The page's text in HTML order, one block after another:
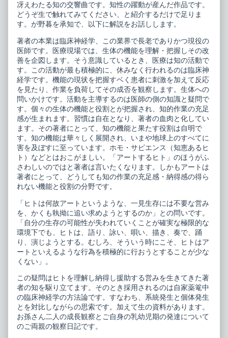
ジ
カ
リ
ス
published
on
ホ
モ
ピ
ク
ト
ル
ム
ジ
カ
ー
リ
ス,
冴えわたる知の交響曲です。知性の躍動が産んだ作品です。
どうぞ生で触れてみてください、と紹介するだけで足りま
す。が野暮を承知で、以下に解説をお話しします。
著者の本業は臨床神経学、この業界で長老でありかつ現役の
医師です。医療現場では、生体の機能を理解・把握しその改
善を企図します。そう意識しているとき、医療は知の活動で
す。この活動が最も積極的に、休みなく行われるのは臨床神
経学です。機能の現状を把握すベく患者に刺激を加えて反応
を見たり、作業を負荷してその成否を観察します。生体への
問いかけです。活動を主導するのは医師の側の知識と疑問で
す。個々の生体の機能と役割とが把握され、知的作業の充足
感が生まれます。習慣は自在となり、著者の血肉と化してい
ます。その著者にとって、知の機能と果たす役割は自明で
す。知の機能は華々しく展開され、いまや地球上のすべてに
害を及ぼすに至っています。ホモ・サピエンス（知恵あるヒ
ト）などとはおこがましい。「アートするヒト」のほうがふ
さわしいのではと著者は言いたくなります。しかもアートは
著者にとって、どうしても知の作業の充足感・納得感の得ら
れない機能と役割の分野です。
「ヒトは何故アートというような、一見生存には不要な営み
を、かくも執拗に追い求めようとするのか」との問いです。
「自分の生存の可能性が失われていくことが確実な極限的な
環境下でも、ヒトは、語り、詠い、唄い、描き、奏で、踊
り、演じようとする。むしろ、そういう時にこそ、ヒトはア
ートといえるような行為を積極的に行おうとすることが少な
くない」。
この疑問はヒトを理解し納得し援助する営みを生きてきた著
者の知を駆り立てます。そのとき採用されるのは自家薬篭中
の臨床神経学の方法論です。すなわち、系統発生と個体発生
とを対比しながらの思索です。加えて生の資料があります。
お孫さん二人の成長観察とご自身の乳幼児期の発達について
のご両親の観察日記です。